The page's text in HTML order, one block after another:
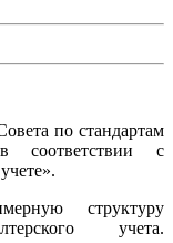
по стандартам
в соответствии с
структуру
учета.